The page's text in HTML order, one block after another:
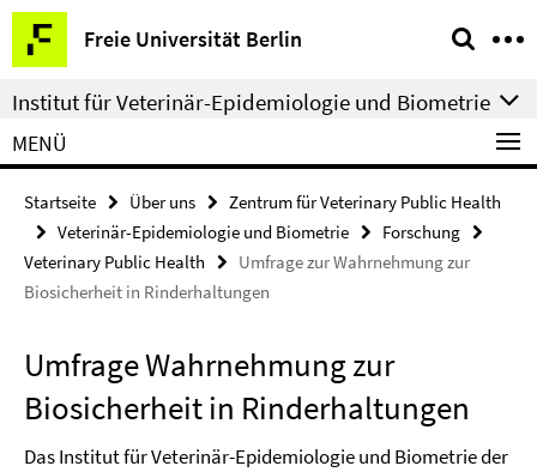
Springe
direkt
zu
Inhalt
Freie Universität Berlin
Service-
Navigation
Institut für Veterinär-Epidemiologie und Biometrie
MENÜ
Startseite Über uns
Zentrum für Veterinary Public Health
Veterinär-Epidemiologie und Biometrie
Forschung
Veterinary Public Health
Umfrage zur Wahrnehmung zur
Biosicherheit in Rinderhaltungen
Umfrage Wahrnehmung zur
Biosicherheit in Rinderhaltungen
Das Institut für Veterinär-Epidemiologie und Biometrie der